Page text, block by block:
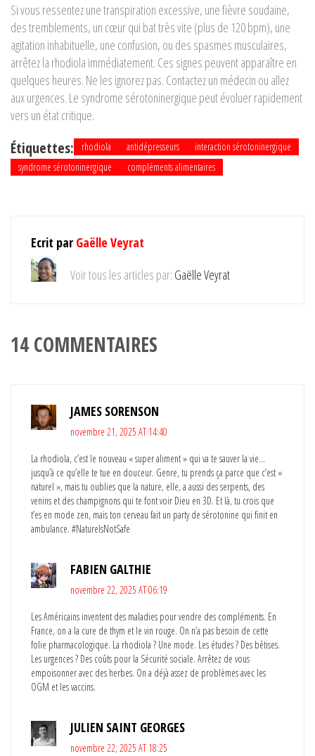
Si vous ressentez une transpiration excessive, une fièvre soudaine,
des tremblements, un cœur qui bat très vite (plus de 120 bpm), une
agitation inhabituelle, une confusion, ou des spasmes musculaires,
arrêtez la rhodiola immédiatement. Ces signes peuvent apparaître en
quelques heures. Ne les ignorez pas. Contactez un médecin ou allez
aux urgences. Le syndrome sérotoninergique peut évoluer rapidement
vers un état critique.
Étiquettes: rhodiola antidépresseurs
interaction sérotoninergique
syndrome sérotoninergique
compléments alimentaires
Ecrit par Gaëlle Veyrat
Voir tous les articles par: Gaëlle Veyrat
14 COMMENTAIRES
JAMES SORENSON
novembre 21, 2025 AT 14:40
La rhodiola, c’est le nouveau « super aliment » qui va te sauver la vie…
jusqu’à ce qu’elle te tue en douceur. Genre, tu prends ça parce que c’est «
naturel », mais tu oublies que la nature, elle, a aussi des serpents, des
venins et des champignons qui te font voir Dieu en 3D. Et là, tu crois que
t’es en mode zen, mais ton cerveau fait un party de sérotonine qui finit en
ambulance. #NatureIsNotSafe
FABIEN GALTHIE
novembre 22, 2025 AT 06:19
Les Américains inventent des maladies pour vendre des compléments. En
France, on a la cure de thym et le vin rouge. On n’a pas besoin de cette
folie pharmacologique. La rhodiola ? Une mode. Les études ? Des bêtises.
Les urgences ? Des coûts pour la Sécurité sociale. Arrêtez de vous
empoisonner avec des herbes. On a déjà assez de problèmes avec les
OGM et les vaccins.
JULIEN SAINT GEORGES
novembre 22, 2025 AT 18:25